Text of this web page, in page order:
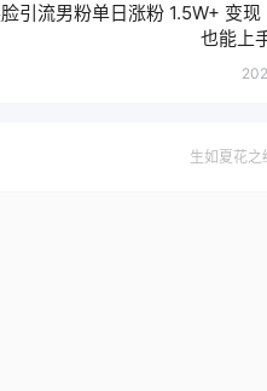
引流男粉单日涨粉 1.5W+ 变
也能上
生如夏花之